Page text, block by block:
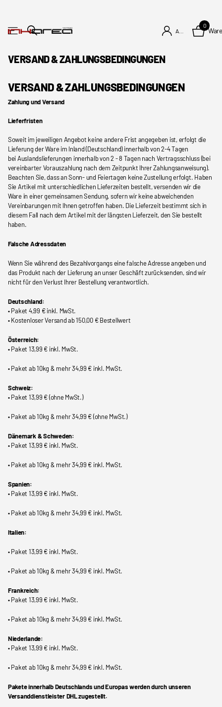
0
VERSAND & ZAHLUNGSBEDINGUNGEN
VERSAND & ZAHLUNGSBEDINGUNGEN
Zahlung und Versand
Lieferfristen
Soweit im jeweiligen Angebot keine andere Frist angegeben ist, erfolgt die
Lieferung der Ware im Inland (Deutschland) innerhalb von 2-4Tagen
beiAuslandslieferungen innerhalb von 2 - 8 Tagen nach Vertragsschluss (bei
vereinbarter Vorauszahlung nach dem Zeitpunkt Ihrer Zahlungsanweisung).
Beachten Sie, dass an Sonn- und Feiertagen keine Zustellung erfolgt. Haben
Sie Artikel mit unterschiedlichen Lieferzeiten bestellt, versenden wir die
Ware in einer gemeinsamen Sendung, sofern wir keine abweichenden
Vereinbarungen mit Ihnen getroffen haben. Die Lieferzeit bestimmt sich in
diesem Fall nach dem Artikel mit der längsten Lieferzeit, den Sie bestellt
haben.
Falsche Adressdaten
Wenn Sie während des Bezahlvorgangs eine falsche Adresse angeben und
das Produkt nach der Lieferung an unser Geschäft zurücksenden, sind wir
nicht für den Verlust Ihrer Bestellung verantwortlich.
Deutschland:
• Paket 4,99 € inkl. MwSt.
• Kostenloser Versand ab 150,00 € Bestellwert
Österreich:
• Paket 13,99 € inkl. MwSt.
• Paket ab 10kg & mehr 34,99 € inkl. MwSt.
Schweiz:
• Paket 13,99 € (ohne MwSt.)
• Paket ab 10kg & mehr 34,99 € (ohne MwSt.)
Dänemark & Schweden:
• Paket 13,99 € inkl. MwSt.
• Paket ab 10kg & mehr 34,99 € inkl. MwSt.
Spanien:
• Paket 13,99 € inkl. MwSt.
• Paket ab 10kg & mehr 34,99 € inkl. MwSt.
Italien:
• Paket 13,99 € inkl. MwSt.
• Paket ab 10kg & mehr 34,99 € inkl. MwSt.
Frankreich:
• Paket 13,99 € inkl. MwSt.
• Paket ab 10kg & mehr 34,99 € inkl. MwSt.
Niederlande:
• Paket 13,99 € inkl. MwSt.
• Paket ab 10kg & mehr 34,99 € inkl. MwSt.
Pakete innerhalb Deutschlands und Europas werden durch unseren
Versanddienstleister DHL zugestellt.